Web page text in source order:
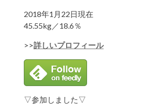
2018年1月22日現在
45.55kg／18.6％
>>詳しいプロフィール
▽参加しました▽